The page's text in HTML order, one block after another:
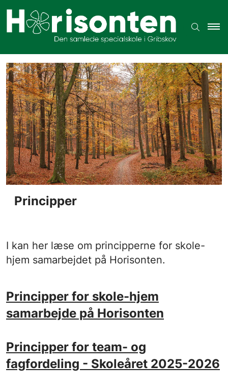
Principper
I kan her læse om principperne for skole-
hjem samarbejdet på Horisonten.
Principper for skole-hjem
samarbejde på Horisonten
Principper for team- og
fagfordeling - Skoleåret 2025-2026